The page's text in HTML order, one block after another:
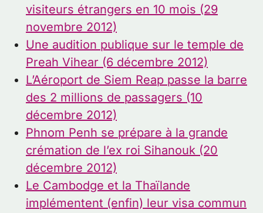
visiteurs étrangers en 10 mois (29
novembre 2012)
Une audition publique sur le temple de
Preah Vihear (6 décembre 2012)
L’Aéroport de Siem Reap passe la barre
des 2 millions de passagers (10
décembre 2012)
Phnom Penh se prépare à la grande
crémation de l’ex roi Sihanouk (20
décembre 2012)
Le Cambodge et la Thaïlande
implémentent (enfin) leur visa commun